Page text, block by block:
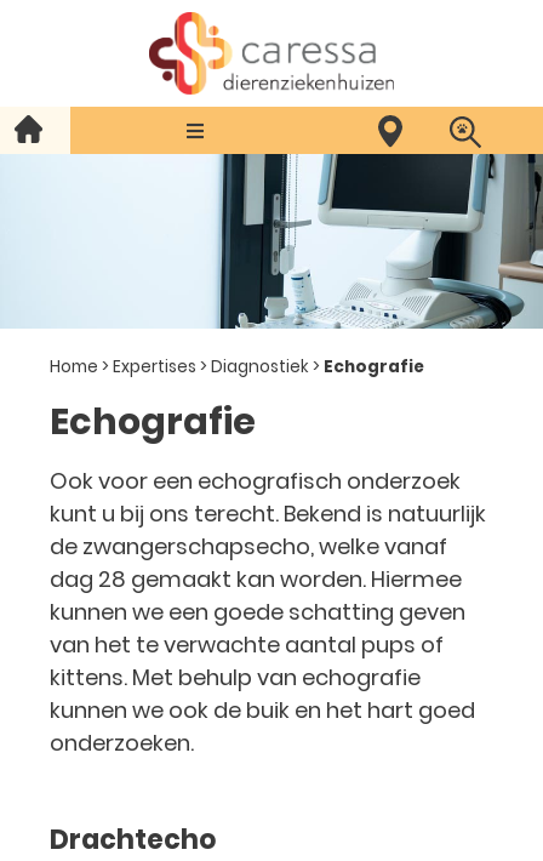
Home > Expertises > Diagnostiek > Echografie
Echografie
Ook voor een echografisch onderzoek
kunt u bij ons terecht. Bekend is natuurlijk
de zwangerschapsecho, welke vanaf
dag 28 gemaakt kan worden. Hiermee
kunnen we een goede schatting geven
van het te verwachte aantal pups of
kittens. Met behulp van echografie
kunnen we ook de buik en het hart goed
onderzoeken.
Drachtecho